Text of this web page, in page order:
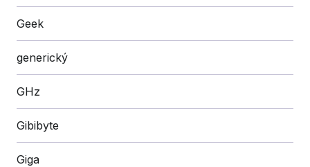
Geek
generický
GHz
Gibibyte
Giga